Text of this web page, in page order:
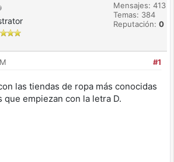
Mensajes: 413
Temas: 384
Reputación: 0
#1
las tiendas de ropa más conocidas
que empiezan con la letra D.